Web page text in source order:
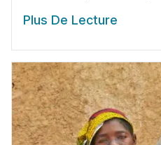
Plus De Lecture